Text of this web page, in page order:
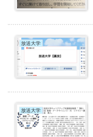
放送大学
放送大学